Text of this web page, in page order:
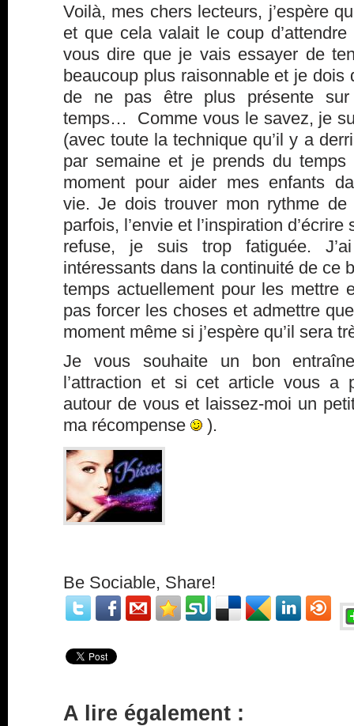
Voilà, mes chers lecteurs, j’espère
et que cela valait le coup
vous dire que je vais essayer de
beaucoup plus raisonnable et je dois
de ne pas être plus présente
temps… Comme vous le savez, je
(avec toute la technique qu’il y a
par semaine et je prends du temps
moment pour aider mes enfants
vie. Je dois trouver mon rythme de
parfois, l’envie et l’inspiration
refuse, je suis trop fatiguée.
intéressants dans la continuité de ce
temps actuellement pour les mettre
pas forcer les choses et admettre
moment même si j’espère qu’il sera
Je vous souhaite un bon
l’attraction et si cet article vous a
autour de vous et laissez-moi un
ma récompense
).
Be Sociable, Share!
A lire également :